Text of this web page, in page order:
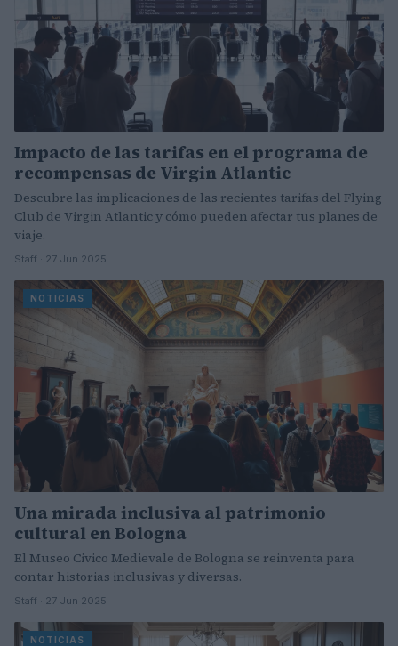
Impacto de las tarifas en el programa de
recompensas de Virgin Atlantic
Descubre las implicaciones de las recientes tarifas del Flying
Club de Virgin Atlantic y cómo pueden afectar tus planes de
viaje.
Staff · 27 Jun 2025
NOTICIAS
Una mirada inclusiva al patrimonio
cultural en Bologna
El Museo Civico Medievale de Bologna se reinventa para
contar historias inclusivas y diversas.
Staff · 27 Jun 2025
NOTICIAS